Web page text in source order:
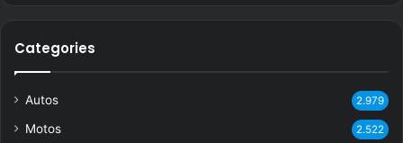
Categories
Autos 2.979
Motos 2.522